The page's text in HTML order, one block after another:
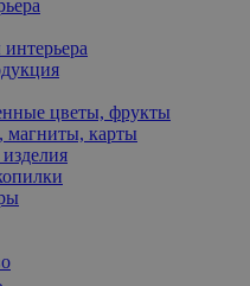
цветы, фрукты
магниты, карты